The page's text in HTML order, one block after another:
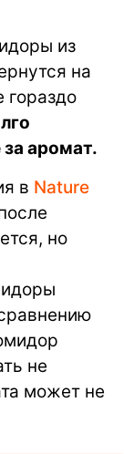
из
на
гораздо
аромат.
в Nature
но
не
может не